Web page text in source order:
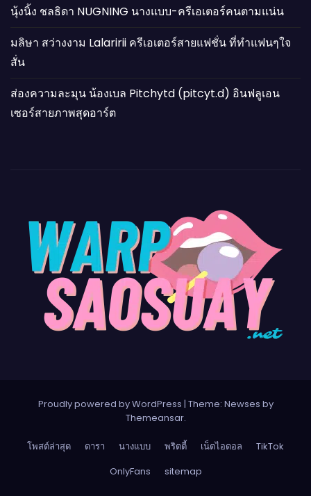
นุ้งนิ้ง ชลธิดา NUGNING นางแบบ-ครีเอเตอร์คนตามแน่น
มลิษา สว่างงาม Lalaririi ครีเอเตอร์สายแฟชั่น ที่ทำแฟนๆใจ
สั่น
ส่องความละมุน น้องเบล Pitchytd (pitcyt.d) อินฟลูเอน
เซอร์สายภาพสุดอาร์ต
Proudly powered by WordPress | Theme: Newses by
Themeansar.
โพสต์ล่าสุด ดารา นางแบบ พริตตี้ เน็ตไอดอล
TikTok
OnlyFans
sitemap